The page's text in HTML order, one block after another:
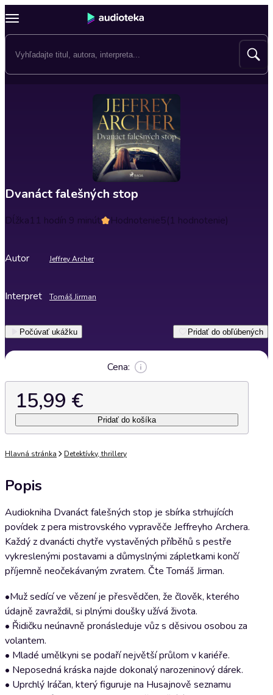
Dvanáct falešných stop
Dĺžka11 hodín 9 minút Hodnotenie5(1 hodnotenie)
Autor Jeffrey Archer
Interpret Tomáš Jirman
Počúvať ukážku Pridať do obľúbených
Cena:
15,99 €
Pridať do košíka
Hlavná stránka Detektívky, thrillery
Popis
Audiokniha Dvanáct falešných stop je sbírka strhujících
povídek z pera mistrovského vypravěče Jeffreyho Archera.
Každý z dvanácti chytře vystavěných příběhů s pestře
vykreslenými postavami a důmyslnými zápletkami končí
příjemně neočekávaným zvratem. Čte Tomáš Jirman.
•Muž sedící ve vězení je přesvědčen, že člověk, kterého
údajně zavraždil, si plnými doušky užívá života.
• Řidičku neúnavně pronásleduje vůz s děsivou osobou za
volantem.
• Mladé umělkyni se podaří největší průlom v kariéře.
• Neposedná kráska najde dokonalý narozeninový dárek.
• Uprchlý Iráčan, který figuruje na Husajnově seznamu